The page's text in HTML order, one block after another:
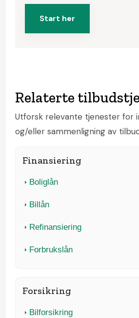
Start her
Relaterte
Utforsk relevante tjenester for
og/eller sammenligning av
Finansiering
Boliglån
Billån
Refinansiering
Forbrukslån
Forsikring
Bilforsikring